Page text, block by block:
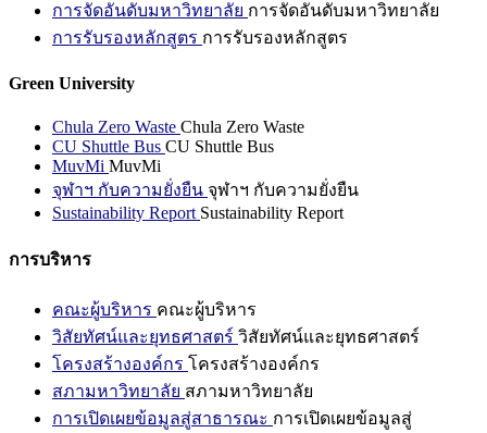
การจัดอันดับมหาวิทยาลัย การจัดอันดับมหาวิทยาลัย
การรับรองหลักสูตร การรับรองหลักสูตร
Green University
Chula Zero Waste Chula Zero Waste
CU Shuttle Bus CU Shuttle Bus
MuvMi MuvMi
จุฬาฯ กับความยั่งยืน จุฬาฯ กับความยั่งยืน
Sustainability Report Sustainability Report
การบริหาร
คณะผู้บริหาร คณะผู้บริหาร
วิสัยทัศน์และยุทธศาสตร์ วิสัยทัศน์และยุทธศาสตร์
โครงสร้างองค์กร โครงสร้างองค์กร
สภามหาวิทยาลัย สภามหาวิทยาลัย
การเปิดเผยข้อมูลสู่สาธารณะ การเปิดเผยข้อมูลสู่